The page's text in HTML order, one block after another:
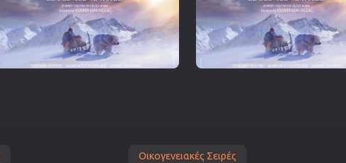
Οικογενειακές Σειρές